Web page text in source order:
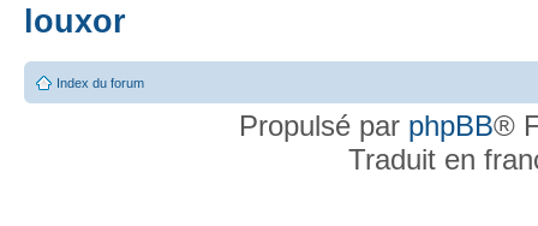
louxor
Index du forum
Propulsé par phpBB®
Traduit en